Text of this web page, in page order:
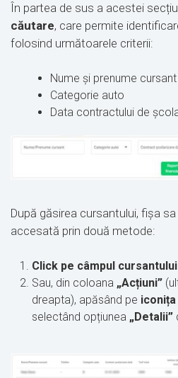
În partea de sus a acestei
căutare, care permite
folosind următoarele criterii:
Nume și prenume cursant
Categorie auto
Data contractului de
După găsirea cursantului, fișa
accesată prin două metode:
Click pe câmpul cursantului
Sau, din coloana „Acțiuni”
dreapta), apăsând pe
selectând opțiunea „Detalii”